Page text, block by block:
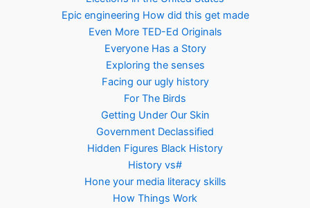
Epic engineering How did this get made
Even More TED-Ed Originals
Everyone Has a Story
Exploring the senses
Facing our ugly history
For The Birds
Getting Under Our Skin
Government Declassified
Hidden Figures Black History
History vs#
Hone your media literacy skills
How Things Work